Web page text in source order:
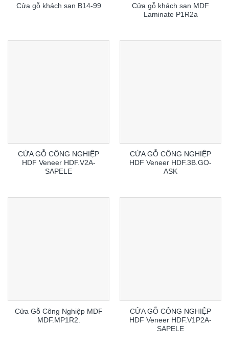
Cửa gỗ khách sạn B14-99
Cửa gỗ khách sạn MDF
Laminate P1R2a
CỬA GỖ CÔNG NGHIỆP
HDF Veneer HDF.V2A-
SAPELE
CỬA GỖ CÔNG NGHIỆP
HDF Veneer HDF.3B.GO-
ASK
Cửa Gỗ Công Nghiệp MDF
MDF.MP1R2.
CỬA GỖ CÔNG NGHIỆP
HDF Veneer HDF.V1P2A-
SAPELE